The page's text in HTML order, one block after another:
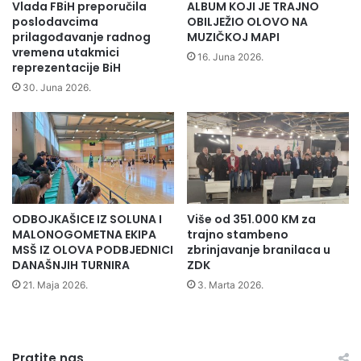
n
d
i
s
t
o
r
a
č
k
e
p
o
a
Vlada FBiH preporučila
poslodavcima
prilagođavanje radnog
vremena utakmici
reprezentacije BiH
30. Juna 2026.
ALBUM KOJI JE TRAJNO
OBILJEŽIO OLOVO NA
MUZIČKOJ MAPI
16. Juna 2026.
ODBOJKAŠICE IZ SOLUNA I
MALONOGOMETNA EKIPA
MSŠ IZ OLOVA PODBJEDNICI
DANAŠNJIH TURNIRA
21. Maja 2026.
Više od 351.000 KM za
trajno stambeno
zbrinjavanje branilaca u
ZDK
3. Marta 2026.